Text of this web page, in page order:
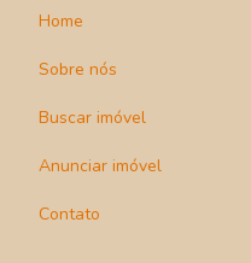
Home
Sobre nós
Buscar imóvel
Anunciar imóvel
Contato